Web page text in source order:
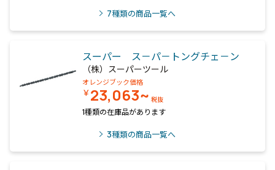
7種類の商品一覧へ
スーパー ス－パ－トングチェ－ン
（株）スーパーツール
オレンジブック価格
￥23,063~ 税抜
1種類の在庫品があります
3種類の商品一覧へ